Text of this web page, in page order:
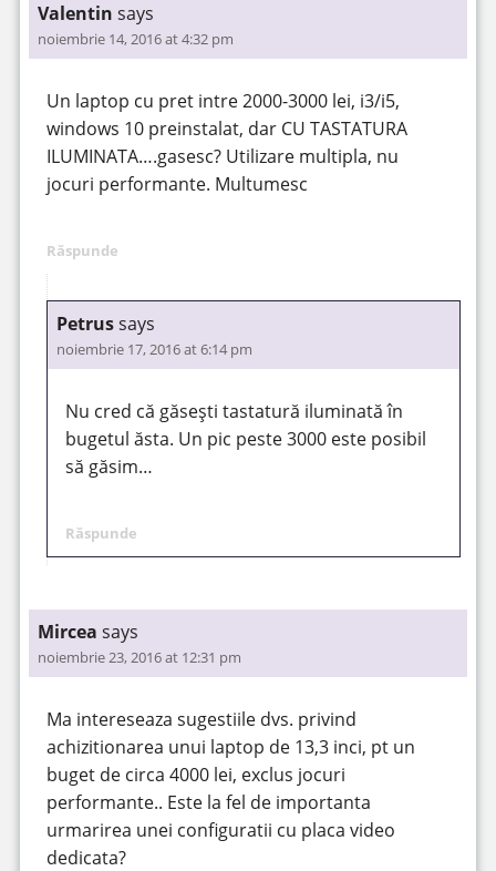
Valentin says
noiembrie 14, 2016 at 4:32 pm
Un laptop cu pret intre 2000-3000 lei, i3/i5,
windows 10 preinstalat, dar CU TASTATURA
ILUMINATA….gasesc? Utilizare multipla, nu
jocuri performante. Multumesc
Răspunde
Petrussays
noiembrie 17, 2016 at 6:14 pm
Nu cred că găsești tastatură iluminată în
bugetul ăsta. Un pic peste 3000 este posibil
să găsim…
Răspunde
Mircea says
noiembrie 23, 2016 at 12:31 pm
Ma intereseaza sugestiile dvs. privind
achizitionarea unui laptop de 13,3 inci, pt un
buget de circa 4000 lei, exclus jocuri
performante.. Este la fel de importanta
urmarirea unei configuratii cu placa video
dedicata?